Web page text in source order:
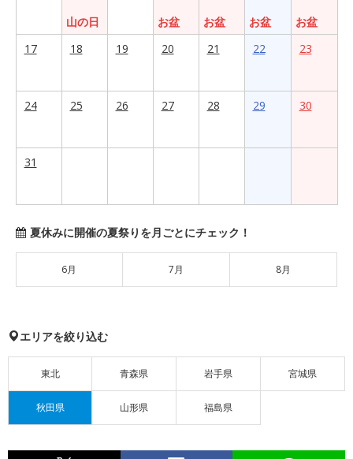
山の日
お盆
お盆
お盆
お盆
17
18 19 20 21 22 23
24 25 26 27 28 29 30
31
夏休みに開催の夏祭りを月ごとにチェック！
6月 7月 8月
エリアを絞り込む
東北 青森県 岩手県 宮城県
秋田県 山形県 福島県